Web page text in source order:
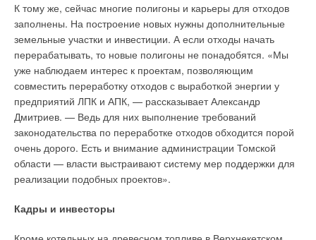
К тому же, сейчас многие полигоны и карьеры для отходов
заполнены. На построение новых нужны дополнительные
земельные участки и инвестиции. А если отходы начать
перерабатывать, то новые полигоны не понадобятся. «Мы
уже наблюдаем интерес к проектам, позволяющим
совместить переработку отходов с выработкой энергии у
предприятий ЛПК и АПК, — рассказывает Александр
Дмитриев. — Ведь для них выполнение требований
законодательства по переработке отходов обходится порой
очень дорого. Есть и внимание администрации Томской
области — власти выстраивают систему мер поддержки для
реализации подобных проектов».
Кадры и инвесторы
управления клапанами осуществлять их открытие-закрытие
на желаемое количество процентов. Это позволяет гибко
регулировать отопительный/охлаждающий процесс и
осуществляется путем использования широтно-импульсной
модуляции (ШИМ). ШИМ-сигнал в процентном выражении
при достижении заданного значения температуры может
меняться от 10 до 90 % (предустановленное значение — 50
%).
Этот параметр определяет положение регулирующего
сигнала относительно зоны пропорциональности и
одновременно требуемую мощность для отопления/
смысле зона пропорциональности — изменение